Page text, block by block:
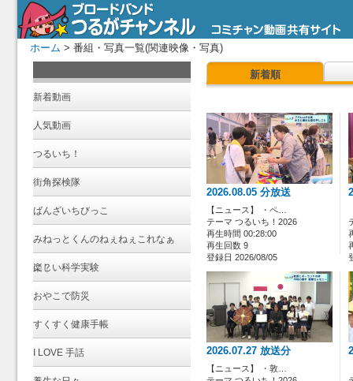
ホーム > 番組・写真一覧(関連映像・写真)
新着動画
人気動画
つるいち！
街角探検隊
ばんざいちびっこ
みねっとくんのねぇねぇこれなぁ
に？
楽しい科学実験
おやこで防災
すくすく健康手帳
I LOVE 手話
新着順
2026.08.05 分放送
【ニュース】 ・ペ…
テーマ つるいち！2026
再生時間 00:28:00
再生回数 9
登録日 2026/08/05
2026.07.27 放送分
【ニュース】 ・敦…